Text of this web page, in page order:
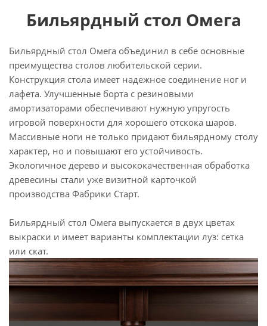
Бильярдный стол Омега
Бильярдный стол Омега объединил в себе основные
преимущества столов любительской серии.
Конструкция стола имеет надежное соединение ног и
лафета. Улучшенные борта с резиновыми
амортизаторами обеспечивают нужную упругость
игровой поверхности для хорошего отскока шаров.
Массивные ноги не только придают бильярдному столу
характер, но и повышают его устойчивость.
Экологичное дерево и высококачественная обработка
древесины стали уже визитной карточкой
производства Фабрики Старт.
Бильярдный стол Омега выпускается в двух цветах
выкраски и имеет варианты комплектации луз: сетка
или скат.